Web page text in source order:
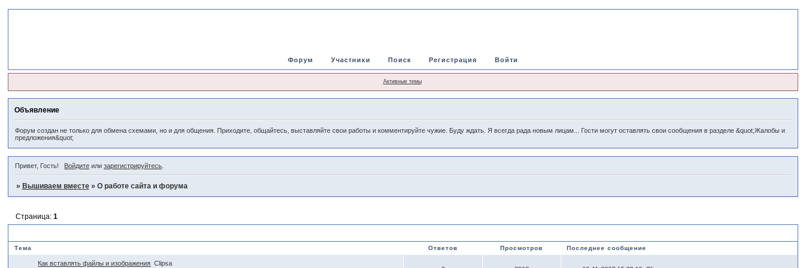
Форум Участники Поиск Регистрация Войти
Активные темы
Объявление
Форум создан не только для обмена схемами, но и для общения. Приходите, общайтесь, выставляйте свои работы и комментируйте чужие. Буду ждать. Я всегда рада новым лицам... Гости могут оставлять свои сообщения в разделе &quot;Жалобы и
предложения&quot;
Привет, Гость! Войдитеили зарегистрируйтесь.
» Вышиваем вместе » О работе сайта и форума
Страница: 1
Тема Ответов Просмотров Последнее сообщение
Как вставлять файлы и изображения Clipsa